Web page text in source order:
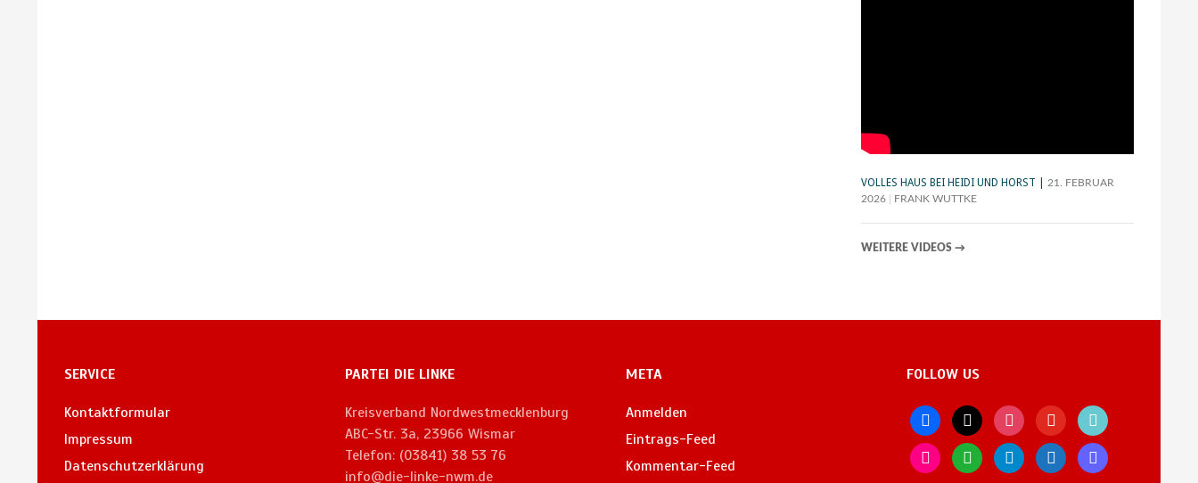
VOLLES HAUS BEI HEIDI UND HORST
21. FEBRUAR
2026
FRANK WUTTKE
WEITERE VIDEOS →
SERVICE
Kontaktformular
Impressum
Datenschutzerklärung
PARTEI DIE LINKE
Kreisverband Nordwestmecklenburg
ABC-Str. 3a, 23966 Wismar
Telefon: (03841) 38 53 76
info@die-linke-nwm.de
META
Anmelden
Eintrags-Feed
Kommentar-Feed
FOLLOW US
facebook
x instagramyoutubetiktok
flickr whatsapptelegramblueskymastodon